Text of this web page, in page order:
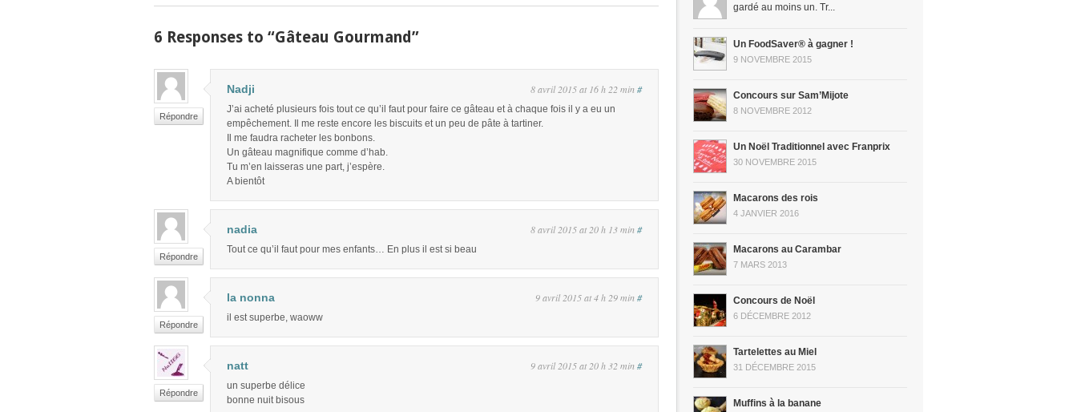
6 Responses to “Gâteau Gourmand”
Répondre
Nadji 8 avril 2015 at 16 h 22 min #
J’ai acheté plusieurs fois tout ce qu’il faut pour faire ce gâteau et à chaque fois il y a eu un
empêchement. Il me reste encore les biscuits et un peu de pâte à tartiner.
Il me faudra racheter les bonbons.
Un gâteau magnifique comme d’hab.
Tu m’en laisseras une part, j’espère.
A bientôt
Répondre
nadia 8 avril 2015 at 20 h 13 min #
Tout ce qu’il faut pour mes enfants… En plus il est si beau
Répondre
la nonna 9 avril 2015 at 4 h 29 min #
il est superbe, waoww
Répondre
natt 9 avril 2015 at 20 h 32 min #
un superbe délice
bonne nuit bisous
gardé au moins un. Tr...
Un FoodSaver® à gagner !
9 NOVEMBRE 2015
Concours sur Sam’Mijote
8 NOVEMBRE 2012
Un Noël Traditionnel avec Franprix
30 NOVEMBRE 2015
Macarons des rois
4 JANVIER 2016
Macarons au Carambar
7 MARS 2013
Concours de Noël
6 DÉCEMBRE 2012
Tartelettes au Miel
31 DÉCEMBRE 2015
Muffins à la banane